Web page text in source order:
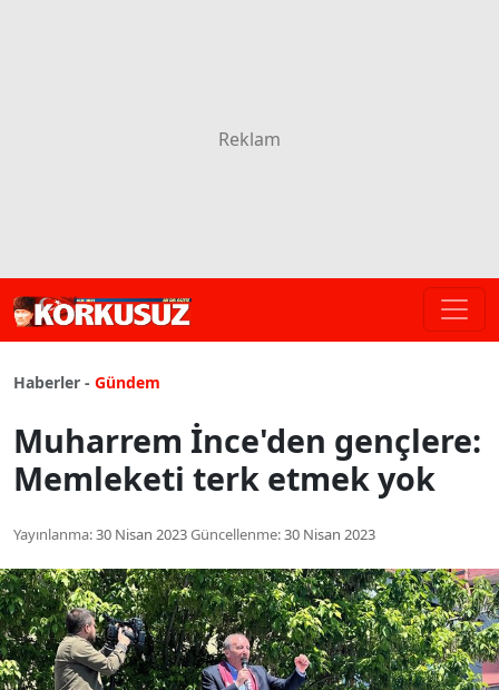
Haberler - Gündem
Muharrem İnce'den gençlere:
Memleketi terk etmek yok
Yayınlanma:30 Nisan 2023Güncellenme:30 Nisan 2023